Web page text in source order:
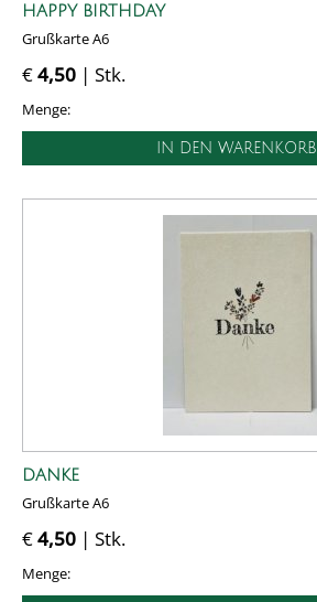
HAPPY BIRTHDAY
Grußkarte A6
€4,50 | Stk.
Menge:
IN DEN WARENKORB
DANKE
Grußkarte A6
€4,50 | Stk.
Menge: